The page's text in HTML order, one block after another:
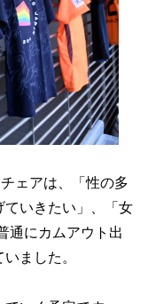
ェアは、「性の多
いきたい」、「女
通にカムアウト出
ました。